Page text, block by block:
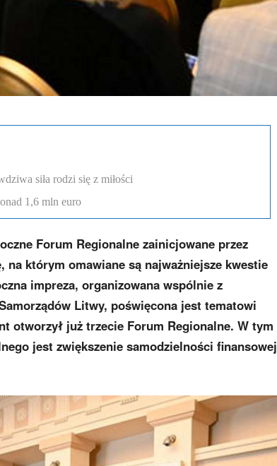
siła rodzi się z miłości
1,6 mln euro
Forum Regionalne zainicjowane przez
którym omawiane są najważniejsze kwestie
impreza, organizowana wspólnie z
Litwy, poświęcona jest tematowi
otworzył już trzecie Forum Regionalne. W tym
jest zwiększenie samodzielności finansowej